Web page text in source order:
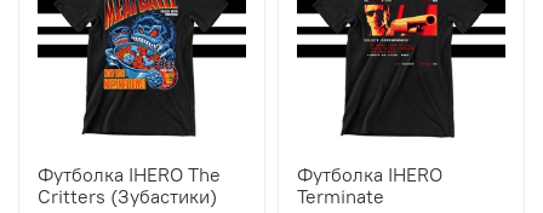
Футболка IHERO The
Critters (Зубастики)
Футболка IHERO
Terminate